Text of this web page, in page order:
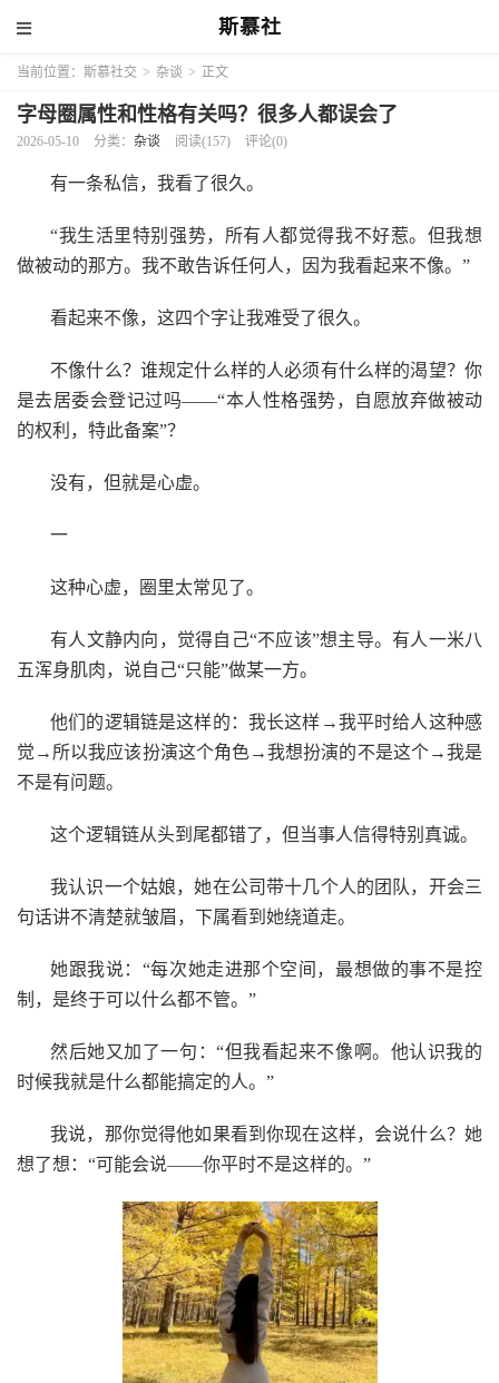
斯慕社
当前位置： 斯慕社交 > 杂谈 > 正文
字母圈属性和性格有关吗？很多人都误会了
2026-05-10 分类： 杂谈 阅读(157) 评论(0)
有一条私信，我看了很久。
“我生活里特别强势，所有人都觉得我不好惹。但我想
做被动的那方。我不敢告诉任何人，因为我看起来不像。”
看起来不像，这四个字让我难受了很久。
不像什么？谁规定什么样的人必须有什么样的渴望？你
是去居委会登记过吗——“本人性格强势，自愿放弃做被动
的权利，特此备案”？
没有，但就是心虚。
一
这种心虚，圈里太常见了。
有人文静内向，觉得自己“不应该”想主导。有人一米八
五浑身肌肉，说自己“只能”做某一方。
他们的逻辑链是这样的：我长这样→我平时给人这种感
觉→所以我应该扮演这个角色→我想扮演的不是这个→我是
不是有问题。
这个逻辑链从头到尾都错了，但当事人信得特别真诚。
我认识一个姑娘，她在公司带十几个人的团队，开会三
句话讲不清楚就皱眉，下属看到她绕道走。
她跟我说：“每次她走进那个空间，最想做的事不是控
制，是终于可以什么都不管。”
然后她又加了一句：“但我看起来不像啊。他认识我的
时候我就是什么都能搞定的人。”
我说，那你觉得他如果看到你现在这样，会说什么？她
想了想：“可能会说——你平时不是这样的。”